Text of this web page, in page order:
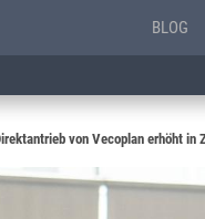
BLOG
von Vecoplan erhöht